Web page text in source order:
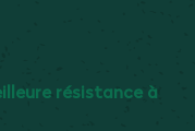
résistance à